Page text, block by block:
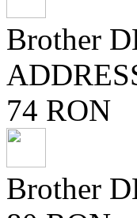
Brother
74 RON
Brother